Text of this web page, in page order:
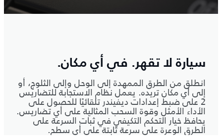
سيارة لا تقهر. في أي مكان.
انطلق من الطرق الممهدة إلى الوحل وإلى الثلوج، أو
إلى أي مكان تريده. يعمل نظام الاستجابة للتضاريس
2 على ضبط إعدادات ديفيندر تلقائيًا للحصول على
الأداء الأمثل وقوة السحب المثالية على أي تضاريس.
يحافظ خيار التحكم التكيفي في ثبات السرعة على
الطرق الوعرة على سرعة ثابتة على أي سطح.